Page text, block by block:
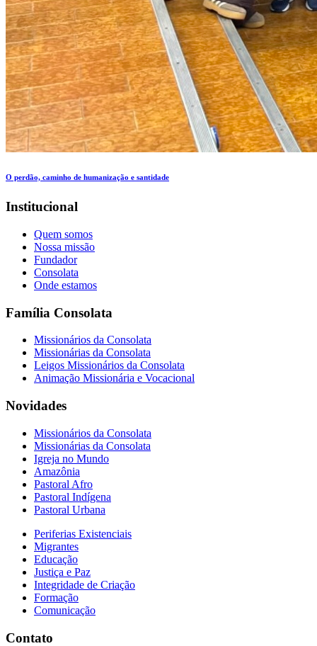
O perdão, caminho de humanização e santidade
Institucional
Quem somos
Nossa missão
Fundador
Consolata
Onde estamos
Família Consolata
Missionários da Consolata
Missionárias da Consolata
Leigos Missionários da Consolata
Animação Missionária e Vocacional
Novidades
Missionários da Consolata
Missionárias da Consolata
Igreja no Mundo
Amazônia
Pastoral Afro
Pastoral Indígena
Pastoral Urbana
Periferias Existenciais
Migrantes
Educação
Justiça e Paz
Integridade de Criação
Formação
Comunicação
Contato